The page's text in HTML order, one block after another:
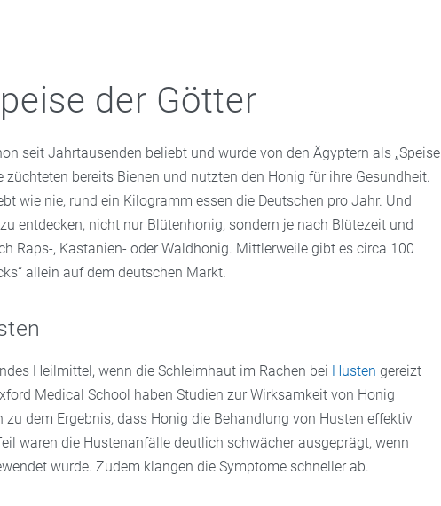
der Götter
seit Jahrtausenden beliebt und wurde von den Ägyptern als „Speise
züchteten bereits Bienen und nutzten den Honig für ihre Gesundheit.
wie nie, rund ein Kilogramm essen die Deutschen pro Jahr. Und
entdecken, nicht nur Blütenhonig, sondern je nach Blütezeit und
Raps-, Kastanien- oder Waldhonig. Mittlerweile gibt es circa 100
allein auf dem deutschen Markt.
Heilmittel, wenn die Schleimhaut im Rachen bei Husten gereizt
Medical School haben Studien zur Wirksamkeit von Honig
dem Ergebnis, dass Honig die Behandlung von Husten effektiv
waren die Hustenanfälle deutlich schwächer ausgeprägt, wenn
wurde. Zudem klangen die Symptome schneller ab.